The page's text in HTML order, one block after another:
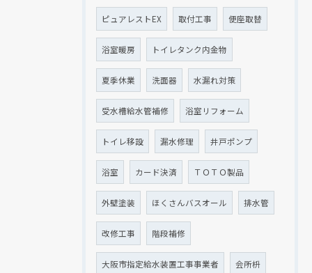
ピュアレストEX 取付工事 便座取替
浴室暖房 トイレタンク内金物
夏季休業 洗面器 水漏れ対策
受水槽給水管補修 浴室リフォーム
トイレ移設 漏水修理 井戸ポンプ
浴室 カード決済 ＴＯＴＯ製品
外壁塗装 ほくさんバスオール 排水管
改修工事 階段補修
大阪市指定給水装置工事事業者 会所枡